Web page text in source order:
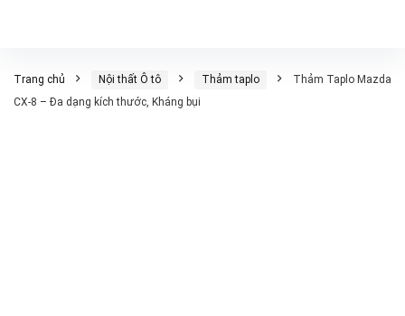
Trang chủ Nội thất Ô tô Thảm taplo
Thảm Taplo Mazda
CX-8 – Đa dạng kích thước, Kháng bụi